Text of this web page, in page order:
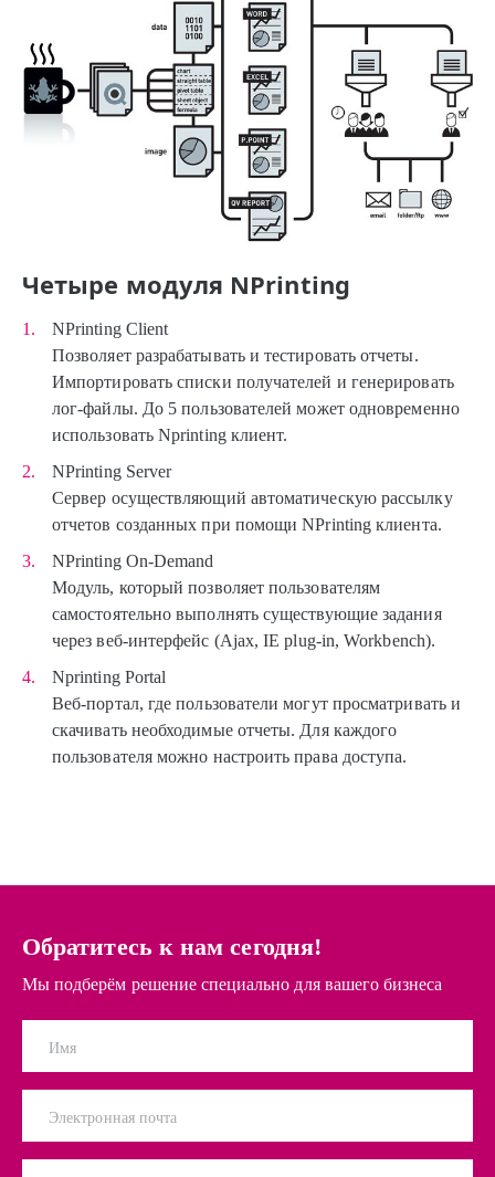
Четыре модуля NPrinting
NPrinting Client
Позволяет разрабатывать и тестировать отчеты.
Импортировать списки получателей и генерировать
лог-файлы. До 5 пользователей может одновременно
использовать Nprinting клиент.
NPrinting Server
Сервер осуществляющий автоматическую рассылку
отчетов созданных при помощи NPrinting клиента.
NPrinting On-Demand
Модуль, который позволяет пользователям
самостоятельно выполнять существующие задания
через веб-интерфейс (Ajax, IE plug-in, Workbench).
Nprinting Portal
Веб-портал, где пользователи могут просматривать и
скачивать необходимые отчеты. Для каждого
пользователя можно настроить права доступа.
Обратитесь к нам сегодня!
Мы подберём решение специально для вашего бизнеса
Имя
Электронная почта